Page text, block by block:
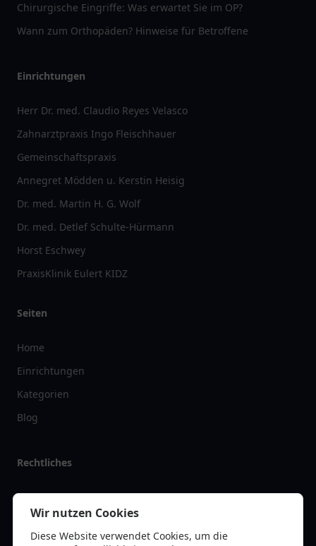
Chirurgische Eingriffe: Was erwartet Sie im OP?
Wann zum Orthopäden? Hinweise für Betroffene
Einrichtungen
Herr Dr. med. Claudio Reyes Velasco
Zahnarztpraxis Ingo Fleischhauer
Gemeinschaftspraxis
Annegret Mödden u. Kerstin Heisig
Dr. med. Martin H. G. Wolf
Dr. med. Detlef Schulte-Hürmann
Horst Eschwey
PraxisKlinik Eulert KIDZ
Seiten
Home
Einrichtungen
Kategorien
Blog
Rechtliches
Impressum
Datenschutz
Wir nutzen Cookies
Diese Website verwendet Cookies, um die